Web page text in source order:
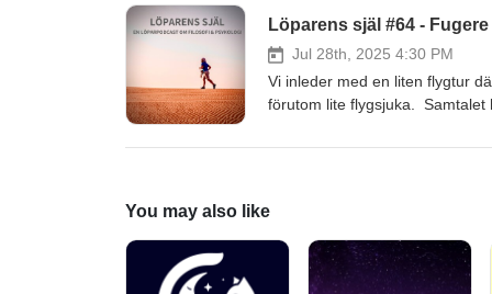
endurance sport is the new
via våra sociala mediekanaler
(Filosof) och Kalman Vanky
Löparens själ #64 -
Jul 28th, 2025 4:30 PM
Vi inleder med en liten flygtur
förutom lite flygsjuka. Samtalet
mötesplatser för de viktiga
loparenssjal@gmail.com.Janne
båda är löpare/ultralöpare
You may also like